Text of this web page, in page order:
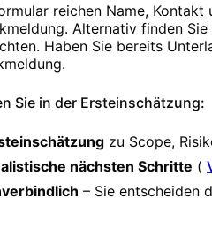
reichen Name,
Alternativ finden Sie
Haben Sie bereits
Sie in der Ersteinschätzung:
zu Scope,
nächsten Schritte (
– Sie entscheiden